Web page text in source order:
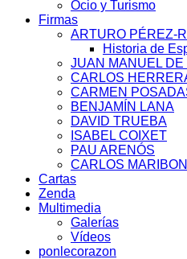
Ocio y Turismo
Firmas
ARTURO PÉREZ-
Historia de
JUAN MANUEL
CARLOS
CARMEN
BENJAMÍN LANA
DAVID TRUEBA
ISABEL COIXET
PAU ARENÓS
CARLOS
Cartas
Zenda
Multimedia
Galerías
Vídeos
ponlecorazon